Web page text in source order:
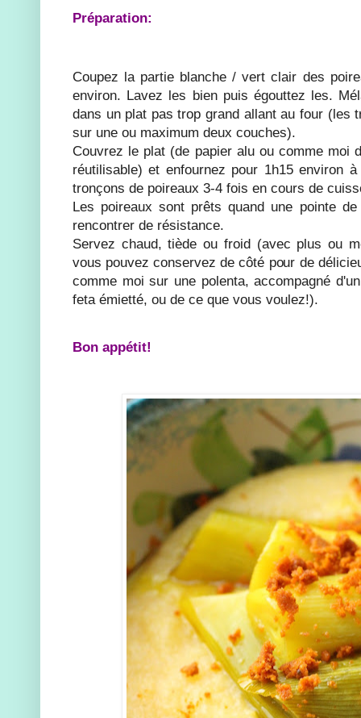
Préparation:
Coupez la partie blanche / vert clair des
environ. Lavez les bien puis égouttez les.
dans un plat pas trop grand allant au four (les
sur une ou maximum deux couches).
Couvrez le plat (de papier alu ou comme moi
réutilisable) et enfournez pour 1h15 environ
tronçons de poireaux 3-4 fois en cours de
Les poireaux sont prêts quand une pointe
rencontrer de résistance.
Servez chaud, tiède ou froid (avec plus ou
vous pouvez conservez de côté pour de
comme moi sur une polenta, accompagné
feta émietté, ou de ce que vous voulez!).
Bon appétit!